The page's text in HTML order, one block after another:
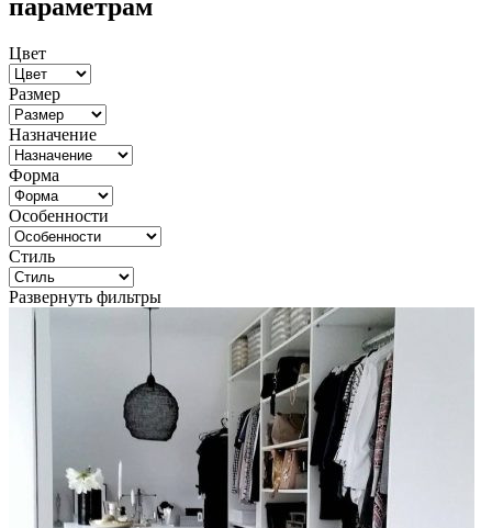
параметрам
Цвет
Размер
Назначение
Форма
Особенности
Стиль
Развернуть фильтры